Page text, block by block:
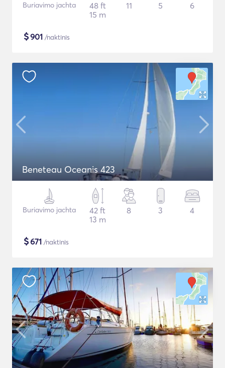
Buriavimo jachta
48 ft
15 m
11 5 6
$901 /naktinis
Beneteau Oceanis 423
Buriavimo jachta
42 ft
13 m
8 3 4
$671 /naktinis